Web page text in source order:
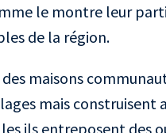
le montre leur
de la région.
maisons
mais
ils entreposent des